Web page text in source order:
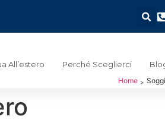
All’estero Perché Sceglierci
Home >